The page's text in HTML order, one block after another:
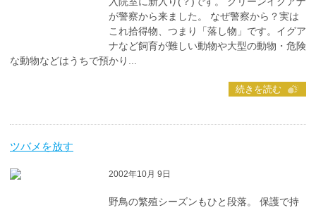
が警察から来ました。 なぜ警察から？実は
これ拾得物、つまり「落し物」です。イグア
ナなど飼育が難しい動物や大型の動物・危険
な動物などはうちで預かり...
続きを読む
ツバメを放す
2002年10月 9日
野鳥の繁殖シーズンもひと段落。 保護で持